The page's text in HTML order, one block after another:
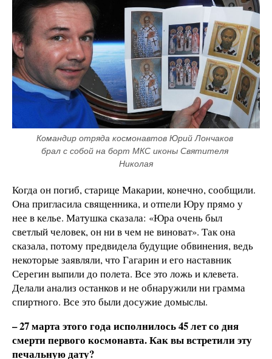
Командир отряда космонавтов Юрий Лончаков
брал с собой на борт МКС иконы Святителя
Николая
Когда он погиб, старице Макарии, конечно, сообщили.
Она пригласила священника, и отпели Юру прямо у
нее в келье. Матушка сказала: «Юра очень был
светлый человек, он ни в чем не виноват». Так она
сказала, потому предвидела будущие обвинения, ведь
некоторые заявляли, что Гагарин и его наставник
Серегин выпили до полета. Все это ложь и клевета.
Делали анализ останков и не обнаружили ни грамма
спиртного. Все это были досужие домыслы.
– 27 марта этого года исполнилось 45 лет со дня
смерти первого космонавта. Как вы встретили эту
печальную дату?